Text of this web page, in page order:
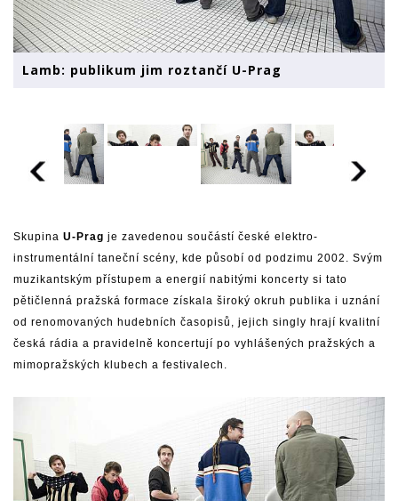
Lamb: publikum jim roztančí U-Prag
Skupina U-Prag je zavedenou součástí české elektro-
instrumentální taneční scény, kde působí od podzimu 2002. Svým
muzikantským přístupem a energií nabitými koncerty si tato
pětičlenná pražská formace získala široký okruh publika i uznání
od renomovaných hudebních časopisů, jejich singly hrají kvalitní
česká rádia a pravidelně koncertují po vyhlášených pražských a
mimopražských klubech a festivalech.